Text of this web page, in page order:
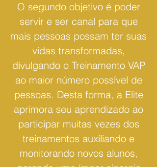
O segundo objetivo é poder
servir e ser canal para que
mais pessoas possam ter suas
vidas transformadas,
divulgando o Treinamento VAP
ao maior número possível de
pessoas. Desta forma, a Elite
aprimora seu aprendizado ao
participar muitas vezes dos
treinamentos auxiliando e
monitorando novos alunos,